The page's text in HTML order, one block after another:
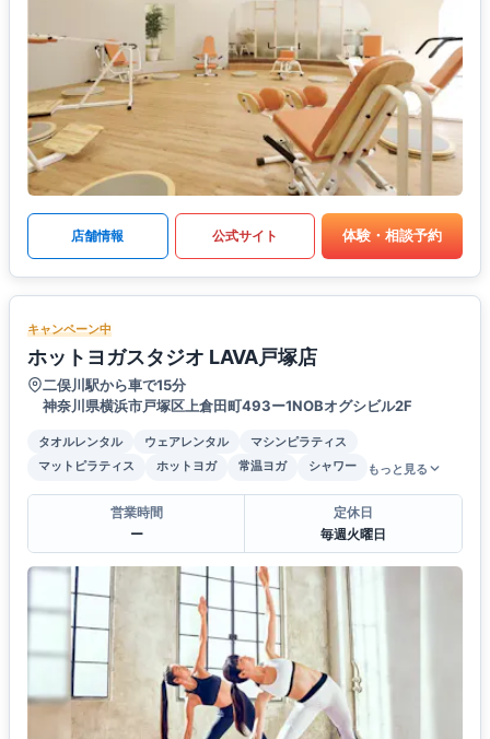
店舗情報 公式サイト 体験・相談予約
キャンペーン中
ホットヨガスタジオ LAVA戸塚店
二俣川駅から車で15分
神奈川県横浜市戸塚区上倉田町493ー1NOBオグシビル2F
タオルレンタル ウェアレンタル
マシンピラティス
マットピラティス
ホットヨガ 常温ヨガ シャワー もっと見る
営業時間
ー
定休日
毎週火曜日